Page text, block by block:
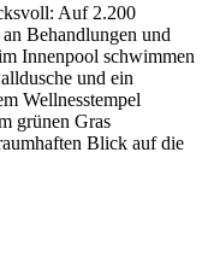
Auf 2.200
Behandlungen und
Innenpool schwimmen
und ein
Wellnesstempel
grünen Gras
Blick auf die